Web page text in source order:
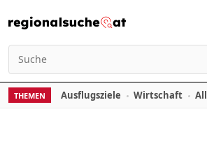
Suchen nach:
THEMEN Ausflugsziele Wirtschaft